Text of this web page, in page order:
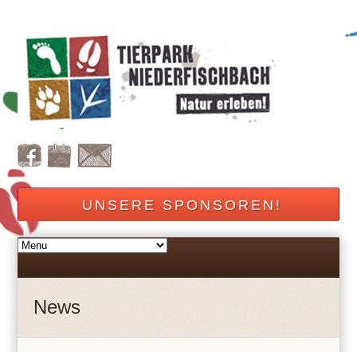
UNSERE SPONSOREN!
News